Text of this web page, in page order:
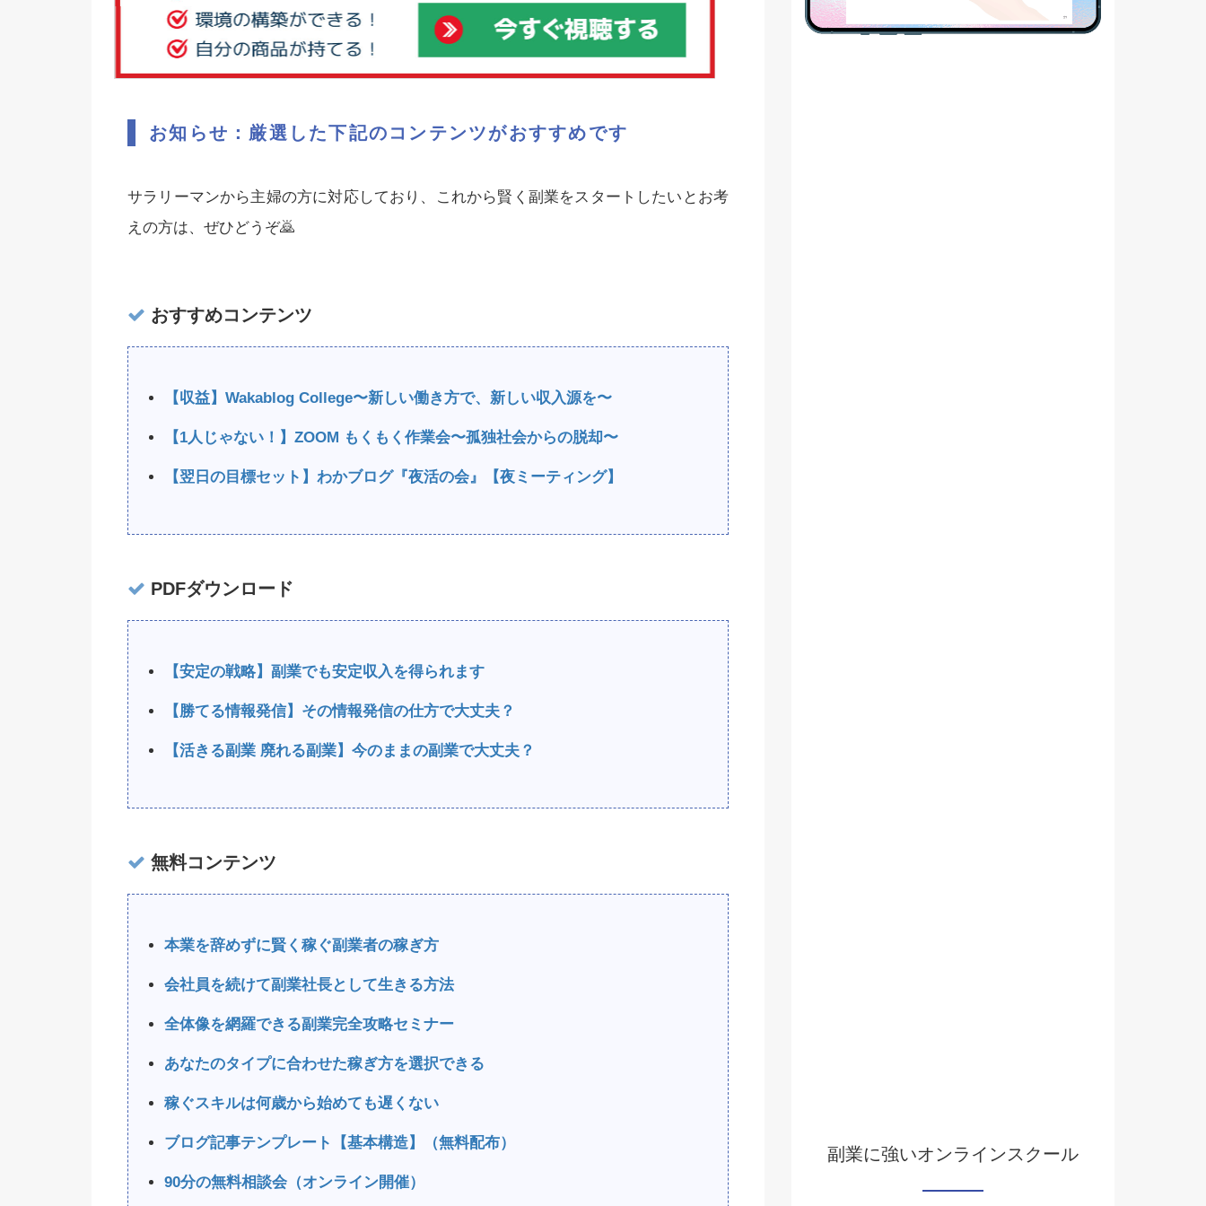
お知らせ：厳選した下記のコンテンツがおすすめです
サラリーマンから主婦の方に対応しており、これから賢く副業をスタートしたいとお考
えの方は、ぜひどうぞ🙇‍
おすすめコンテンツ
【収益】Wakablog College〜新しい働き方で、新しい収入源を〜
【1人じゃない！】ZOOM もくもく作業会〜孤独社会からの脱却〜
【翌日の目標セット】わかブログ『夜活の会』【夜ミーティング】
PDFダウンロード
【安定の戦略】副業でも安定収入を得られます
【勝てる情報発信】その情報発信の仕方で大丈夫？
【活きる副業 廃れる副業】今のままの副業で大丈夫？
無料コンテンツ
本業を辞めずに賢く稼ぐ副業者の稼ぎ方
会社員を続けて副業社長として生きる方法
全体像を網羅できる副業完全攻略セミナー
あなたのタイプに合わせた稼ぎ方を選択できる
稼ぐスキルは何歳から始めても遅くない
ブログ記事テンプレート【基本構造】（無料配布）
90分の無料相談会（オンライン開催）
副業に強いオンラインスクール